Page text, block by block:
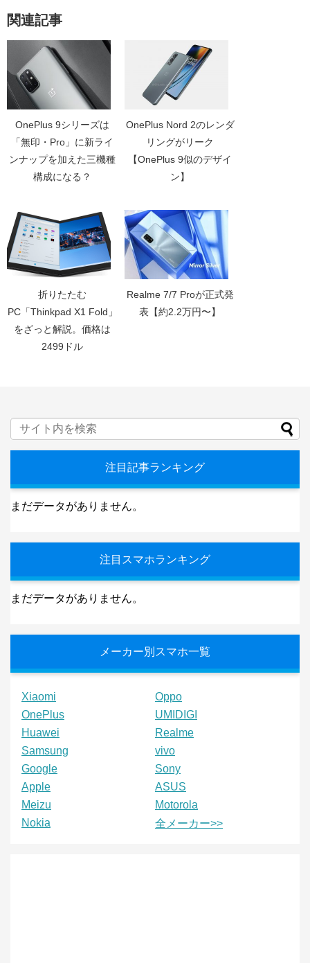
関連記事
OnePlus 9シリーズは
「無印・Pro」に新ライ
ンナップを加えた三機種
構成になる？
OnePlus Nord 2のレンダ
リングがリーク
【OnePlus 9似のデザイ
ン】
折りたたむ
PC「Thinkpad X1 Fold」
をざっと解説。価格は
2499ドル
Realme 7/7 Proが正式発
表【約2.2万円〜】
注目記事ランキング
まだデータがありません。
注目スマホランキング
まだデータがありません。
メーカー別スマホ一覧
Xiaomi
Oppo
OnePlus
UMIDIGI
Huawei
Realme
Samsung
vivo
Google
Sony
Apple
ASUS
Meizu
Motorola
Nokia
全メーカー>>